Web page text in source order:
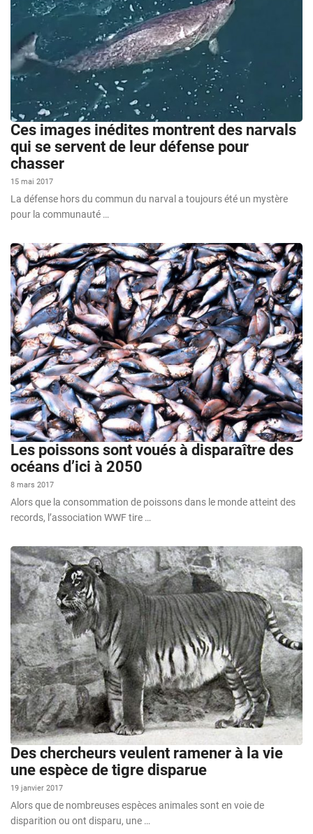
Ces images inédites montrent des narvals
qui se servent de leur défense pour
chasser
15 mai 2017
La défense hors du commun du narval a toujours été un mystère
pour la communauté …
Les poissons sont voués à disparaître des
océans d’ici à 2050
8 mars 2017
Alors que la consommation de poissons dans le monde atteint des
records, l’association WWF tire …
Des chercheurs veulent ramener à la vie
une espèce de tigre disparue
19 janvier 2017
Alors que de nombreuses espèces animales sont en voie de
disparition ou ont disparu, une …